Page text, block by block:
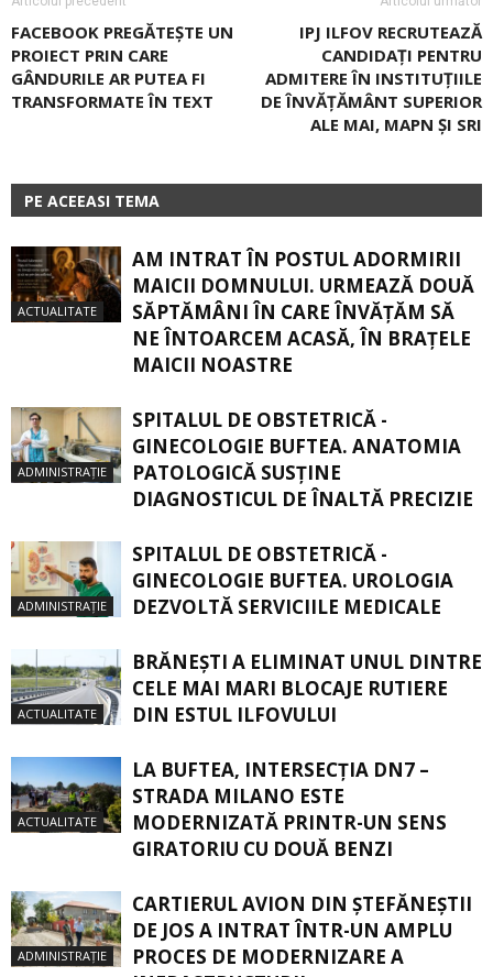
FACEBOOK PREGĂTEȘTE UN
PROIECT PRIN CARE
GÂNDURILE AR PUTEA FI
TRANSFORMATE ÎN TEXT
IPJ ILFOV RECRUTEAZĂ
CANDIDAȚI PENTRU
ADMITERE ÎN INSTITUȚIILE
DE ÎNVĂȚĂMÂNT SUPERIOR
ALE MAI, MAPN ȘI SRI
PE ACEEASI TEMA
ACTUALITATE
AM INTRAT ÎN POSTUL ADORMIRII
MAICII DOMNULUI. URMEAZĂ DOUĂ
SĂPTĂMÂNI ÎN CARE ÎNVĂŢĂM SĂ
NE ÎNTOARCEM ACASĂ, ÎN BRAŢELE
MAICII NOASTRE
ADMINISTRAȚIE
SPITALUL DE OBSTETRICĂ -
GINECOLOGIE BUFTEA. ANATOMIA
PATOLOGICĂ SUSŢINE
DIAGNOSTICUL DE ÎNALTĂ PRECIZIE
ADMINISTRAȚIE
SPITALUL DE OBSTETRICĂ -
GINECOLOGIE BUFTEA. UROLOGIA
DEZVOLTĂ SERVICIILE MEDICALE
ACTUALITATE
BRĂNEȘTI A ELIMINAT UNUL DINTRE
CELE MAI MARI BLOCAJE RUTIERE
DIN ESTUL ILFOVULUI
ACTUALITATE
LA BUFTEA, INTERSECŢIA DN7 –
STRADA MILANO ESTE
MODERNIZATĂ PRINTR-UN SENS
GIRATORIU CU DOUĂ BENZI
ADMINISTRAȚIE
CARTIERUL AVION DIN ŞTEFĂNEŞTII
DE JOS A INTRAT ÎNTR-UN AMPLU
PROCES DE MODERNIZARE A